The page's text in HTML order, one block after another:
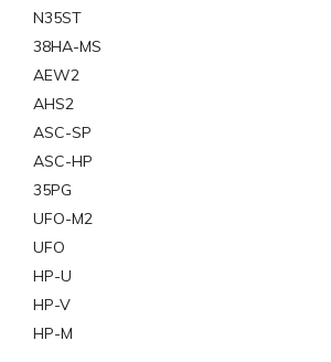
N35ST
38HA-MS
AEW2
AHS2
ASC-SP
ASC-HP
35PG
UFO-M2
UFO
HP-U
HP-V
HP-M